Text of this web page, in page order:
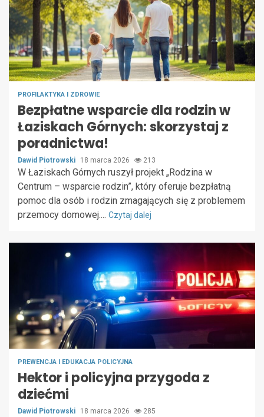
PROFILAKTYKA I ZDROWIE
Bezpłatne wsparcie dla rodzin w
Łaziskach Górnych: skorzystaj z
poradnictwa!
Dawid Piotrowski 18 marca 2026 213
W Łaziskach Górnych ruszył projekt „Rodzina w
Centrum – wsparcie rodzin”, który oferuje bezpłatną
pomoc dla osób i rodzin zmagających się z problemem
przemocy domowej.... Czytaj dalej
PREWENCJA I EDUKACJA POLICYJNA
Hektor i policyjna przygoda z
dziećmi
Dawid Piotrowski 18 marca 2026 285